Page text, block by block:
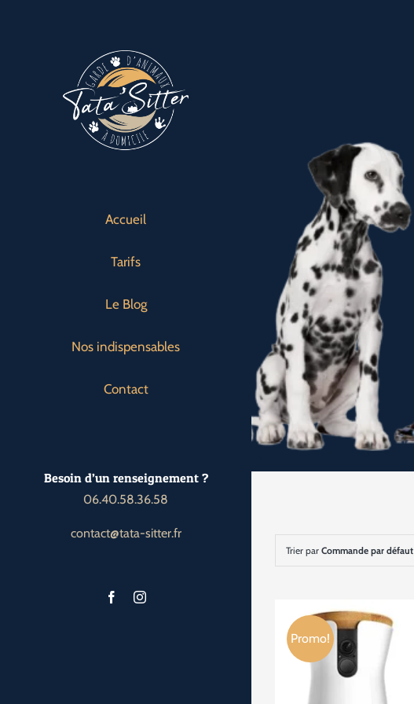
Accueil
Tarifs
Le Blog
Nos indispensables
Contact
Besoin d’un renseignement ?
06.40.58.36.58
contact@tata-sitter.fr
Trier par Commande par défaut
Promo!